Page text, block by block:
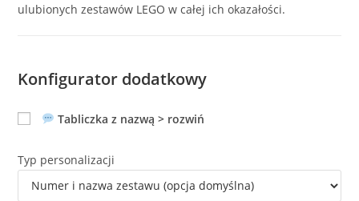
ulubionych zestawów LEGO w całej ich okazałości.
Konfigurator dodatkowy
Tabliczka z nazwą > rozwiń
Typ personalizacji